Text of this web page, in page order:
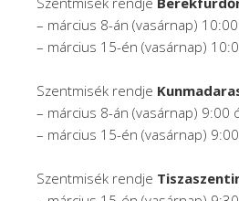
– március 8-án (vasárnap)
– március 15-én (vasárnap)
Szentmisék rendje
– március 8-án (vasárnap) 9:00
– március 15-én (vasárnap)
Szentmisék rendje